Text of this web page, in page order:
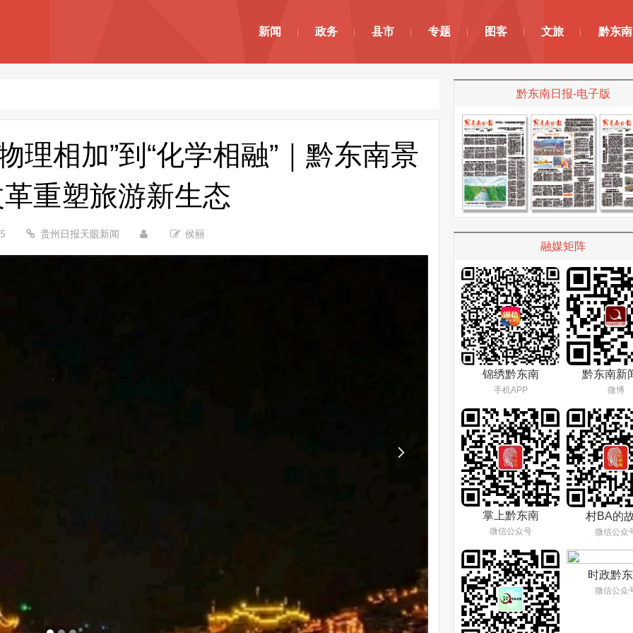
新闻 政务 县市 专题 图客 文旅 黔东
理相加”到“化学相融”｜黔东南景
重塑旅游新生态
贵州日报天眼新闻 侯丽

黔东南日报-电子版
融媒矩阵
锦绣黔东南
手机APP
黔东南新
微博
掌上黔东南
微信公众号
村BA的
微信公众
时政黔
微信公众